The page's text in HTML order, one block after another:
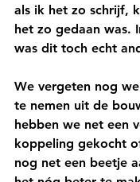
als ik het zo schrijf,
het zo gedaan was.
was dit toch echt
We vergeten nog
te nemen uit de
hebben we net een
koppeling gekocht
nog net een beetje